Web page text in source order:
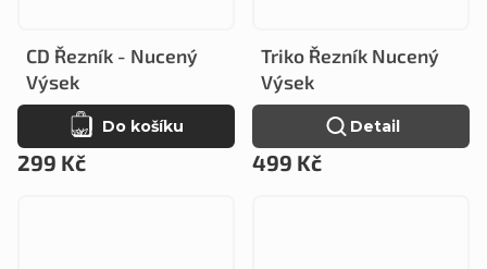
CD Řezník - Nucený
Výsek
299 Kč
Do košíku
Triko Řezník Nucený
Výsek
499 Kč
Detail